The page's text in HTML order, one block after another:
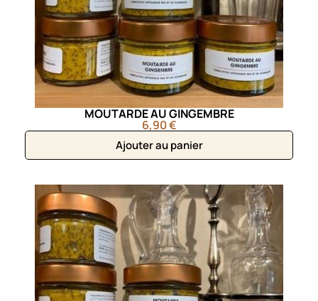
MOUTARDE AU GINGEMBRE
6,90 €
Ajouter au panier